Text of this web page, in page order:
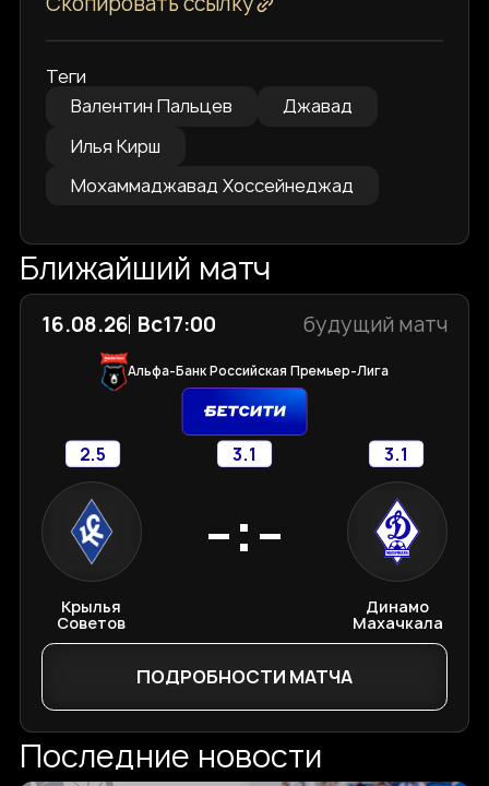
Теги
Валентин Пальцев
Джавад
Илья Кирш
Мохаммаджавад Хоссейнеджад
Ближайший матч
16.08.26 Вс17:00 будущий матч
Альфа-Банк Российская Премьер-Лига
2.5 3.1 3.1
Крылья
Советов
-:-
Динамо
Махачкала
ПОДРОБНОСТИ МАТЧА
Последние новости